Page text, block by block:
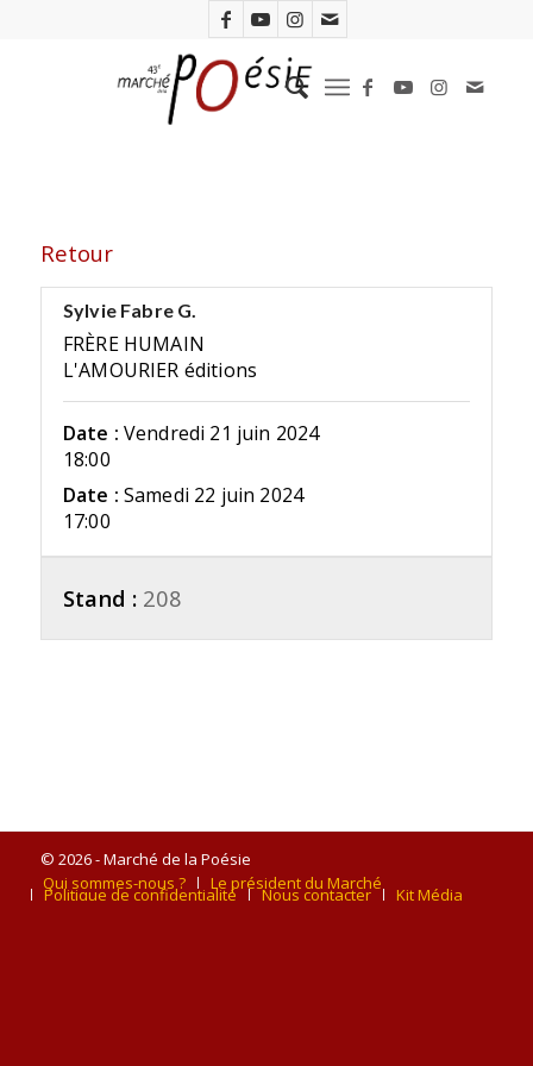
Retour
Sylvie Fabre G.
FRÈRE HUMAIN
L'AMOURIER éditions
Date : Vendredi 21 juin 2024
18:00
Date : Samedi 22 juin 2024
17:00
Stand : 208
© 2026 - Marché de la Poésie
Qui sommes-nous ?
Le président du Marché
Politique de confidentialité Nous contacter Kit Média